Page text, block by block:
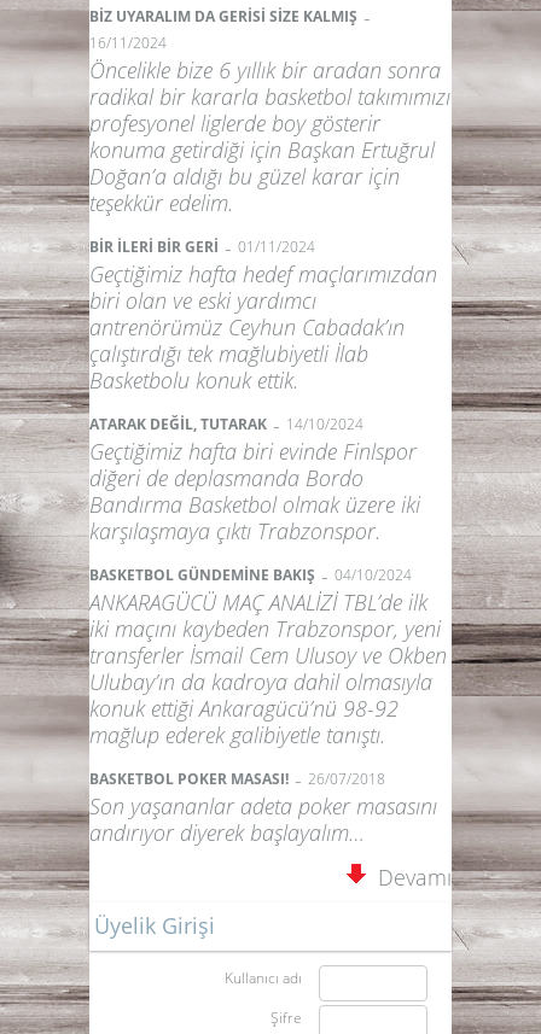
BİZ UYARALIM DA GERİSİ SİZE KALMIŞ -
16/11/2024
Öncelikle bize 6 yıllık bir aradan sonra
radikal bir kararla basketbol takımımızı
profesyonel liglerde boy gösterir
konuma getirdiği için Başkan Ertuğrul
Doğan’a aldığı bu güzel karar için
teşekkür edelim.
BİR İLERİ BİR GERİ - 01/11/2024
Geçtiğimiz hafta hedef maçlarımızdan
biri olan ve eski yardımcı
antrenörümüz Ceyhun Cabadak’ın
çalıştırdığı tek mağlubiyetli İlab
Basketbolu konuk ettik.
ATARAK DEĞİL, TUTARAK - 14/10/2024
Geçtiğimiz hafta biri evinde Finlspor
diğeri de deplasmanda Bordo
Bandırma Basketbol olmak üzere iki
karşılaşmaya çıktı Trabzonspor.
BASKETBOL GÜNDEMİNE BAKIŞ - 04/10/2024
ANKARAGÜCÜ MAÇ ANALİZİ TBL’de ilk
iki maçını kaybeden Trabzonspor, yeni
transferler İsmail Cem Ulusoy ve Okben
Ulubay’ın da kadroya dahil olmasıyla
konuk ettiği Ankaragücü’nü 98-92
mağlup ederek galibiyetle tanıştı.
BASKETBOL POKER MASASI! - 26/07/2018
Son yaşananlar adeta poker masasını
andırıyor diyerek başlayalım…
Devamı
Üyelik Girişi
Kullanıcı adı
Şifre